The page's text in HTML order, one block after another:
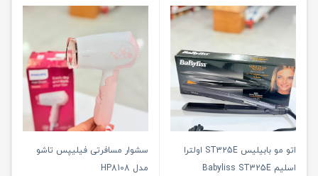
اتو مو بابیلیس ST325E اولترا
اسلیم Babyliss ST325E
سشوار مسافرتی فیلیپس تاشو
مدل HP8108